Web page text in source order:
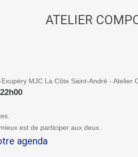
ATELIER
MJC La Côte Saint-André - Atelier
est de participer aux deux.
agenda